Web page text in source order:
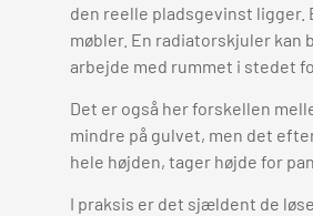
den reelle pladsgevinst
møbler. En radiatorskjuler
arbejde med rummet i stedet
Det er også her forskellen
mindre på gulvet, men det
hele højden, tager højde for
I praksis er det sjældent de